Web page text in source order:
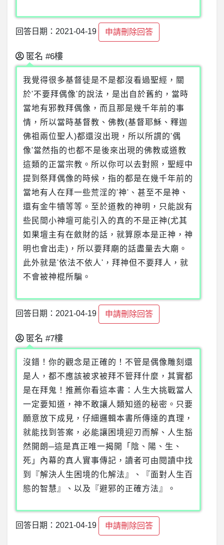
回答日期：2021-04-19 申請刪除回答
匿名 #6樓
我覺得很多基督徒是不是都沒看過聖經，關
於'不要拜偶像'的說法，是出自於舊約，當時
當地有邪教拜偶像，而且那是幾千年前的事
情，所以當時基督教、佛教(基督耶穌、釋迦
佛祖兩位聖人)都還沒出現，所以所謂的'偶
像'當然指的也都不是後來出現的佛教或道教
這類的正當宗教。所以你可以去對照，聖經中
提到祭拜偶像的時候，指的都是在幾千年前的
當地有人在拜一些荒淫的'神'、甚至不是神、
還有金牛犢等等。至於道教的神明，只能說有
些民間小神壇可能引入的真的不是正神(尤其
如果壇主有在斂財的話，就算原本是正神，神
明也會出走)，所以要拜廟的話盡量去大廟。
此外就是'依法不依人'，拜神但不要拜人，就
不會被神棍所騙。
回答日期：2021-04-19 申請刪除回答
匿名 #7樓
沒錯！你的觀念是正確的！不管是偶像雕刻還
是人，都不應該被求被拜不管拜什麼，其實都
是在拜鬼！推薦你看這本書：人生大挑戰當人
一定要知道，神不敢讓人類知道的秘密。只要
願意放下成見，仔細邏輯本書所傳達的真理，
就能找到答案，必能讓困境迎刃而解、人生豁
然開朗─這是真正唯一揭開「陰、陽、生、
死」內幕的真人實事傳記，讀者可由閱讀中找
到『解決人生困境的化解法』、『面對人生百
態的智慧』、以及『避邪的正確方法』。
回答日期：2021-04-19 申請刪除回答